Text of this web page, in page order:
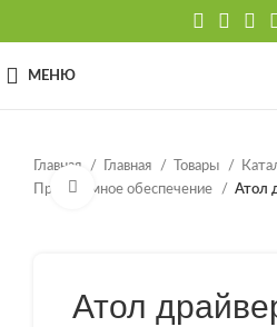
МЕНЮ
Главная Главная Товары
Программное обеспечение
Атол
Нажмите, чтобы
Атол